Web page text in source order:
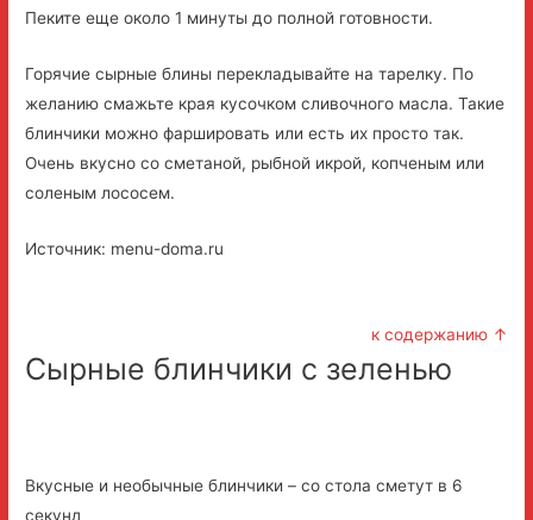
Пеките еще около 1 минуты до полной готовности.
Горячие сырные блины перекладывайте на тарелку. По
желанию смажьте края кусочком сливочного масла. Такие
блинчики можно фаршировать или есть их просто так.
Очень вкусно со сметаной, рыбной икрой, копченым или
соленым лососем.
Источник: menu-doma.ru
к содержанию ↑
Сырные блинчики с зеленью
Вкусные и необычные блинчики – со стола сметут в 6
секунд